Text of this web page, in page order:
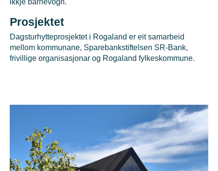
ikkje barnevogn.
Prosjektet
Dagsturhytteprosjektet i Rogaland er eit samarbeid
mellom kommunane, Sparebankstiftelsen SR-Bank,
frivillige organisasjonar og Rogaland fylkeskommune.